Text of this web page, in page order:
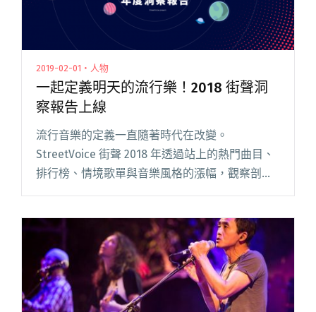
2019-02-01・人物
一起定義明天的流行樂！2018 街聲洞
察報告上線
流行音樂的定義一直隨著時代在改變。
StreetVoice 街聲 2018 年透過站上的熱門曲目、
排行榜、情境歌單與音樂風格的漲幅，觀察剖析
了這一整年的原創音樂脈動趨勢！2018 年是原創
著 StreetV閱讀全文 "一起定義明天的流行樂！
2018 街聲洞察報告上線"